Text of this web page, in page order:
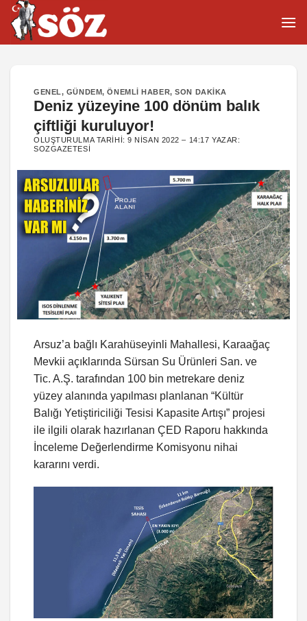
İçeriğe
atla
GENEL, GÜNDEM,ÖNEMLI HABER,SON DAKIKA
Deniz yüzeyine 100 dönüm balık
çiftliği kuruluyor!
OLUŞTURULMA TARIHI:9 NISAN 2022 – 14:17 YAZAR:
SOZGAZETESI
Arsuz’a bağlı Karahüseyinli Mahallesi, Karaağaç
Mevkii açıklarında Sürsan Su Ürünleri San. ve
Tic. A.Ş. tarafından 100 bin metrekare deniz
yüzey alanında yapılması planlanan “Kültür
Balığı Yetiştiriciliği Tesisi Kapasite Artışı” projesi
ile ilgili olarak hazırlanan ÇED Raporu hakkında
İnceleme Değerlendirme Komisyonu nihai
kararını verdi.